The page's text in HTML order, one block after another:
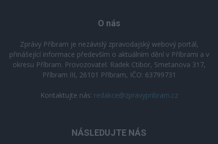
O nás
Zprávy Příbram je nezávislý zpravodajský webový portál,
přinášející informace především o aktuálním dění v Příbrami a v
okresu Příbram. Provozovatel: Radek Ctibor, Smetanova 317,
Příbram III, 26101 Příbram, IČO: 63799731
Kontaktujte nás: redakce@zpravypribram.cz
NÁSLEDUJTE NÁS